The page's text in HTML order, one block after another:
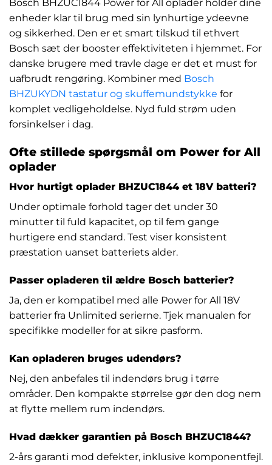
Bosch BHZUC1844 Power for All oplader holder dine
enheder klar til brug med sin lynhurtige ydeevne
og sikkerhed. Den er et smart tilskud til ethvert
Bosch sæt der booster effektiviteten i hjemmet. For
danske brugere med travle dage er det et must for
uafbrudt rengøring. Kombiner med Bosch
BHZUKYDN tastatur og skuffemundstykke for
komplet vedligeholdelse. Nyd fuld strøm uden
forsinkelser i dag.
Ofte stillede spørgsmål om Power for All
oplader
Hvor hurtigt oplader BHZUC1844 et 18V batteri?
Under optimale forhold tager det under 30
minutter til fuld kapacitet, op til fem gange
hurtigere end standard. Test viser konsistent
præstation uanset batteriets alder.
Passer opladeren til ældre Bosch batterier?
Ja, den er kompatibel med alle Power for All 18V
batterier fra Unlimited serierne. Tjek manualen for
specifikke modeller for at sikre pasform.
Kan opladeren bruges udendørs?
Nej, den anbefales til indendørs brug i tørre
områder. Den kompakte størrelse gør den dog nem
at flytte mellem rum indendørs.
Hvad dækker garantien på Bosch BHZUC1844?
2-års garanti mod defekter, inklusive komponentfejl.